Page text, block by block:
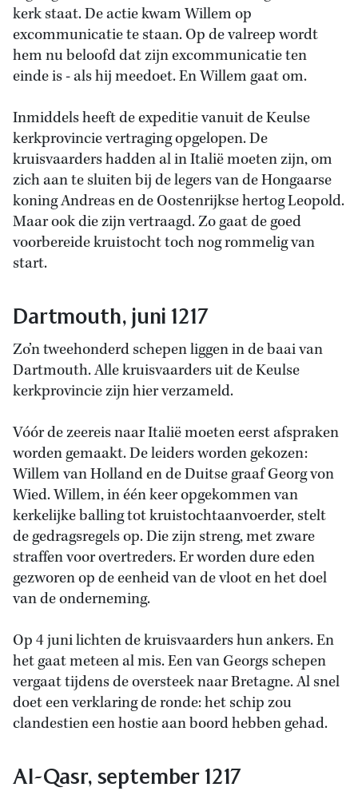
kerk staat. De actie kwam Willem op
excommunicatie te staan. Op de valreep wordt
hem nu beloofd dat zijn excommunicatie ten
einde is - als hij meedoet. En Willem gaat om.
Inmiddels heeft de expeditie vanuit de Keulse
kerkprovincie vertraging opgelopen. De
kruisvaarders hadden al in Italië moeten zijn, om
zich aan te sluiten bij de legers van de Hongaarse
koning Andreas en de Oostenrijkse hertog Leopold.
Maar ook die zijn vertraagd. Zo gaat de goed
voorbereide kruistocht toch nog rommelig van
start.
Dartmouth, juni 1217
Zo’n tweehonderd schepen liggen in de baai van
Dartmouth. Alle kruisvaarders uit de Keulse
kerkprovincie zijn hier verzameld.
Vóór de zeereis naar Italië moeten eerst afspraken
worden gemaakt. De leiders worden gekozen:
Willem van Holland en de Duitse graaf Georg von
Wied. Willem, in één keer opgekommen van
kerkelijke balling tot kruistochtaanvoerder, stelt
de gedragsregels op. Die zijn streng, met zware
straffen voor overtreders. Er worden dure eden
gezworen op de eenheid van de vloot en het doel
van de onderneming.
Op 4 juni lichten de kruisvaarders hun ankers. En
het gaat meteen al mis. Een van Georgs schepen
vergaat tijdens de oversteek naar Bretagne. Al snel
doet een verklaring de ronde: het schip zou
clandestien een hostie aan boord hebben gehad.
Al-Qasr, september 1217